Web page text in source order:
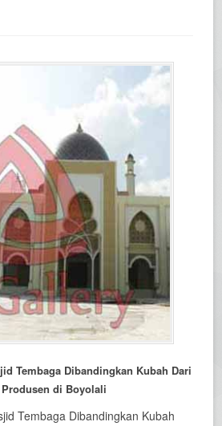
Tembaga Dibandingkan Kubah Dari
di Boyolali
Tembaga Dibandingkan Kubah